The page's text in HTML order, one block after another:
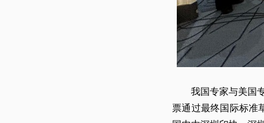
我国专家与美国专
票通过最终国际标准